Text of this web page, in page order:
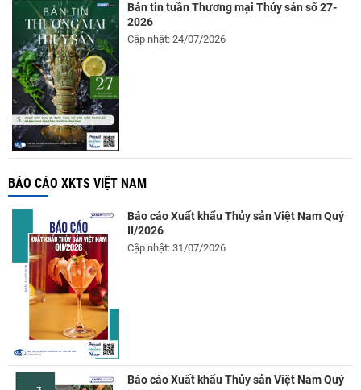
Bản tin tuần Thương mại Thủy sản số 27-
2026
Cập nhật: 24/07/2026
BÁO CÁO XKTS VIỆT NAM
Báo cáo Xuất khẩu Thủy sản Việt Nam Quý
II/2026
Cập nhật: 31/07/2026
Báo cáo Xuất khẩu Thủy sản Việt Nam Quý